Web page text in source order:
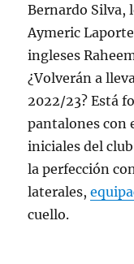
Bernardo Silva,
Aymeric
ingleses
¿Volverán a
2022/23? Está
pantalones con
iniciales del
la perfección
laterales,
cuello.